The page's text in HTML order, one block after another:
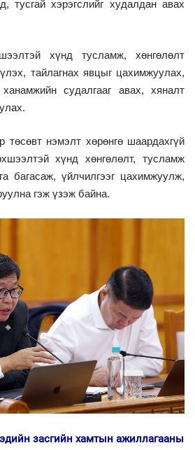
тусгай хэрэгслийг худалдан авах
хүнд тусламж, хөнгөлөлт
тайлагнах явцыг цахимжуулах,
ханамжийн судалгааг авах, хяналт
төсөвт нэмэлт хөрөнгө шаардахгүй
хүнд хөнгөлөлт, тусламж
багасаж, үйлчилгээг цахимжуулж,
гэж үзэж байна.
засгийн хамтын ажиллагааны